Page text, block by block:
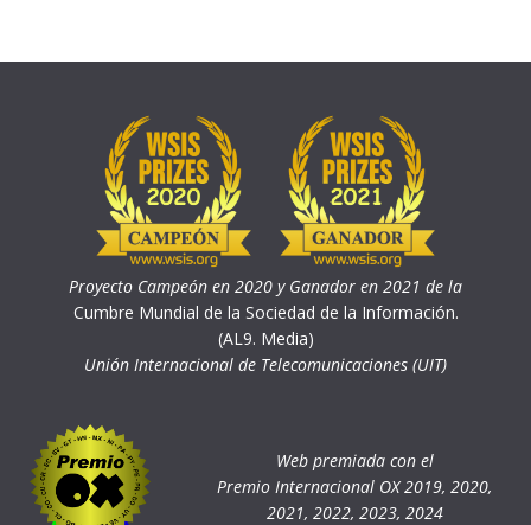
Proyecto Campeón en 2020 y Ganador en 2021 de la
Cumbre Mundial de la Sociedad de la Información.
(AL9. Media)
Unión Internacional de Telecomunicaciones (UIT)
Web premiada con el
Premio Internacional OX 2019, 2020,
2021, 2022, 2023, 2024